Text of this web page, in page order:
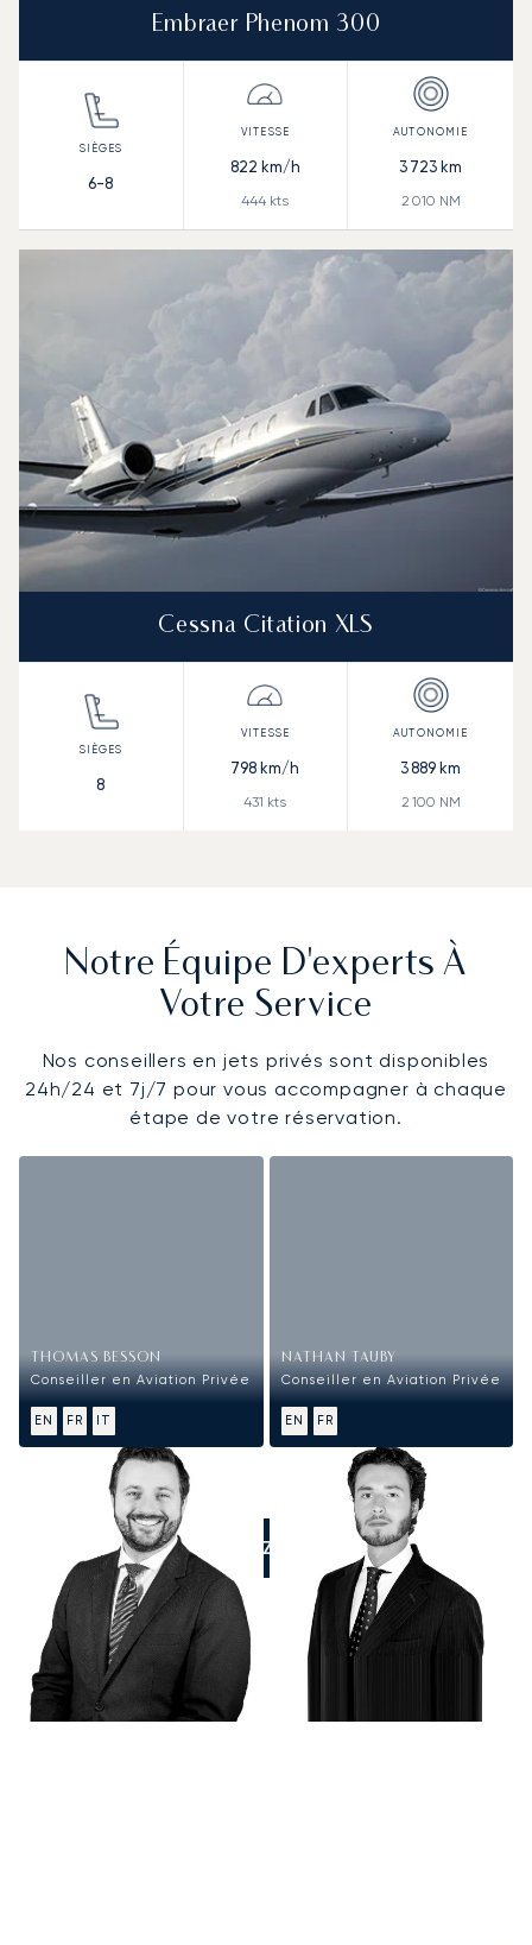
Embraer Phenom 300
6-8
822 km/h
444 kts
3 723 km
2 010 NM
Cessna Citation XLS
8
798 km/h
431 kts
3 889 km
2 100 NM
Notre Équipe D'experts À
Votre Service
Nos conseillers en jets privés sont disponibles
24h/24 et 7j/7 pour vous accompagner à chaque
étape de votre réservation.
THOMAS BESSON
Conseiller en Aviation Privée
EN FR IT
NATHAN TAUBY
Conseiller en Aviation Privée
EN FR
APPELEZ-NOUS